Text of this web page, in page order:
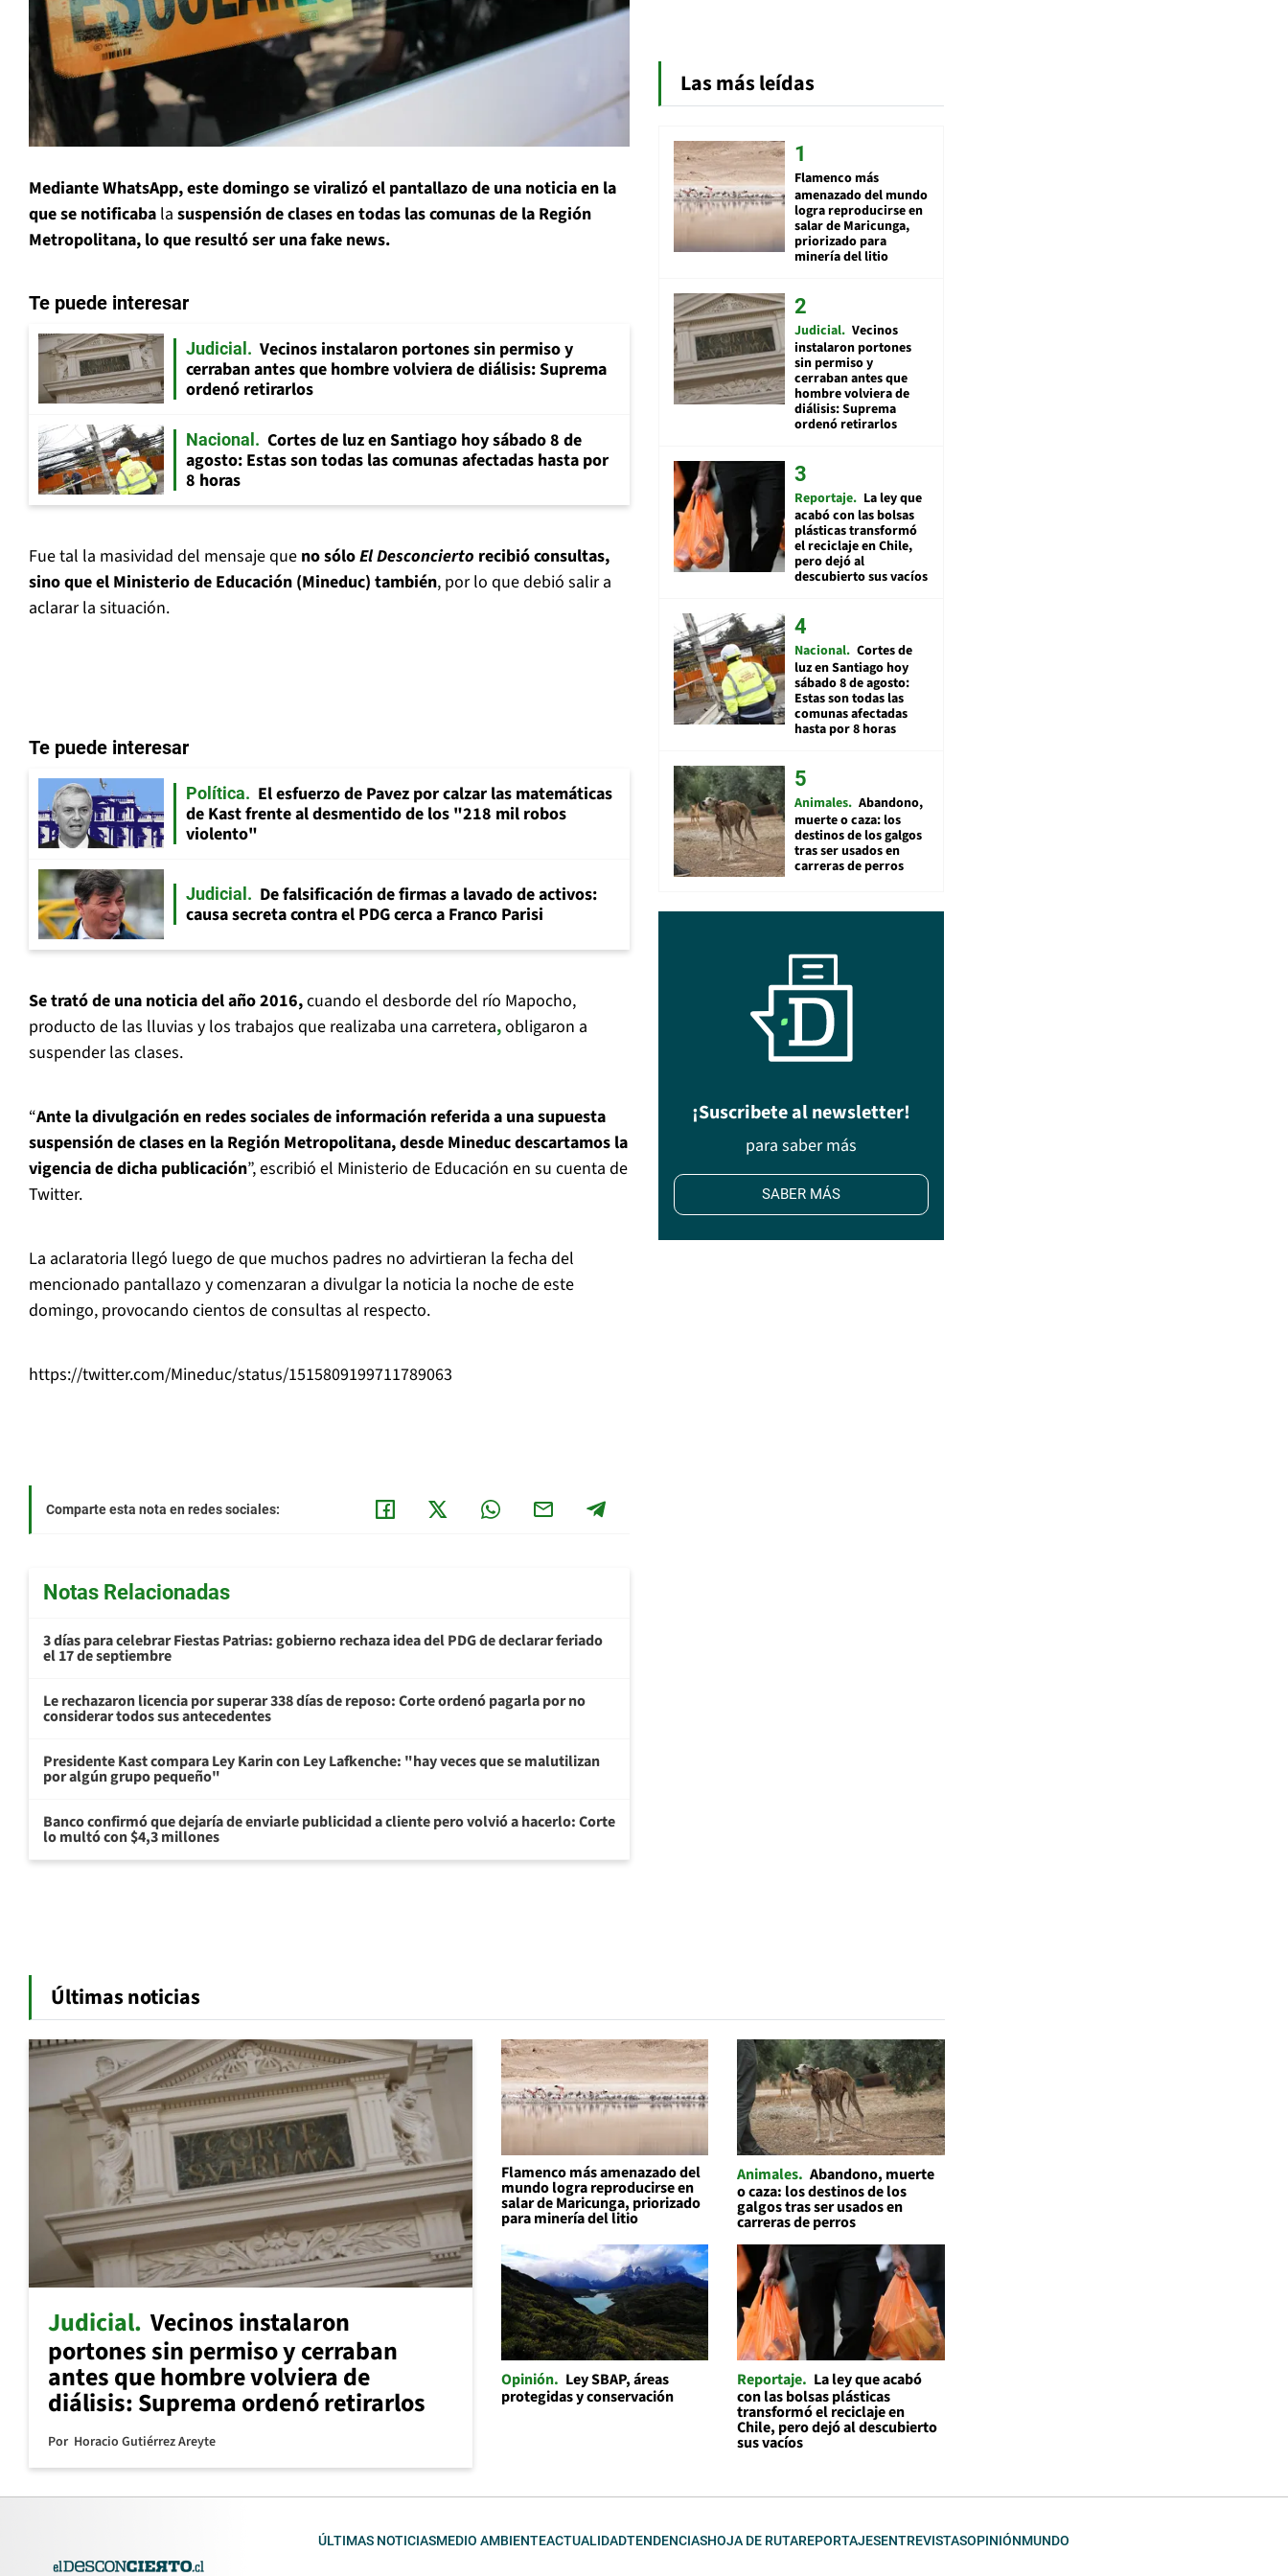
Mediante WhatsApp, este domingo se viralizó el pantallazo de una noticia en la
que se notificaba la suspensión de clases en todas las comunas de la Región
Metropolitana, lo que resultó ser una fake news.
Te puede interesar
Judicial
Vecinos instalaron portones sin permiso y
cerraban antes que hombre volviera de diálisis: Suprema
ordenó retirarlos
Nacional
Cortes de luz en Santiago hoy sábado 8 de
agosto: Estas son todas las comunas afectadas hasta por
8 horas
Fue tal la masividad del mensaje que no sóloEl Desconcierto recibió consultas,
sino que el Ministerio de Educación (Mineduc) también, por lo que debió salir a
aclarar la situación.
Te puede interesar
Política
El esfuerzo de Pavez por calzar las matemáticas
de Kast frente al desmentido de los "218 mil robos
violento"
Judicial
De falsificación de firmas a lavado de activos:
causa secreta contra el PDG cerca a Franco Parisi
Se trató de una noticia del año 2016,cuando el desborde del río Mapocho,
producto de las lluvias y los trabajos que realizaba una carretera,obligaron a
suspender las clases.
“Ante la divulgación en redes sociales de información referida a una supuesta
suspensión de clases en la Región Metropolitana, desde Mineduc descartamos la
vigencia de dicha publicación”, escribió el Ministerio de Educación en su cuenta de
Twitter.
La aclaratoria llegó luego de que muchos padres no advirtieran la fecha del
mencionado pantallazo y comenzaran a divulgar la noticia la noche de este
domingo, provocando cientos de consultas al respecto.
https://twitter.com/Mineduc/status/1515809199711789063
Comparte esta nota en redes sociales:
Notas Relacionadas
3 días para celebrar Fiestas Patrias: gobierno rechaza idea del PDG de declarar feriado
el 17 de septiembre
Le rechazaron licencia por superar 338 días de reposo: Corte ordenó pagarla por no
considerar todos sus antecedentes
Presidente Kast compara Ley Karin con Ley Lafkenche: "hay veces que se malutilizan
por algún grupo pequeño"
Banco confirmó que dejaría de enviarle publicidad a cliente pero volvió a hacerlo: Corte
lo multó con $4,3 millones
Las más leídas
Flamenco más
amenazado del mundo
logra reproducirse en
salar de Maricunga,
priorizado para
minería del litio
Judicial Vecinos
instalaron portones
sin permiso y
cerraban antes que
hombre volviera de
diálisis: Suprema
ordenó retirarlos
Reportaje La ley que
acabó con las bolsas
plásticas transformó
el reciclaje en Chile,
pero dejó al
descubierto sus vacíos
Nacional Cortes de
luz en Santiago hoy
sábado 8 de agosto:
Estas son todas las
comunas afectadas
hasta por 8 horas
Animales Abandono,
muerte o caza: los
destinos de los galgos
tras ser usados en
carreras de perros
¡Suscribete al newsletter!
para saber más
SABER MÁS
Últimas noticias
Judicial Vecinos instalaron
portones sin permiso y cerraban
antes que hombre volviera de
diálisis: Suprema ordenó retirarlos
Por Horacio Gutiérrez Areyte
Flamenco más amenazado del
mundo logra reproducirse en
salar de Maricunga, priorizado
para minería del litio
Animales Abandono, muerte
o caza: los destinos de los
galgos tras ser usados en
carreras de perros
Opinión
Ley SBAP, áreas
protegidas y conservación
Reportaje La ley que acabó
con las bolsas plásticas
transformó el reciclaje en
Chile, pero dejó al descubierto
sus vacíos
ÚLTIMAS NOTICIASMEDIO AMBIENTEACTUALIDADTENDENCIASHOJA DE RUTAREPORTAJESENTREVISTASOPINIÓNMUNDO